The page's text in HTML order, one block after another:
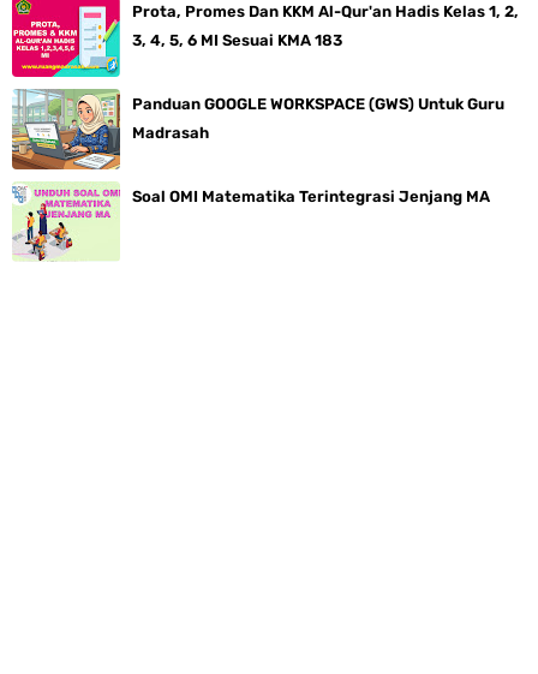
Prota, Promes Dan KKM Al-Qur'an Hadis Kelas 1, 2,
3, 4, 5, 6 MI Sesuai KMA 183
Panduan GOOGLE WORKSPACE (GWS) Untuk Guru
Madrasah
Soal OMI Matematika Terintegrasi Jenjang MA